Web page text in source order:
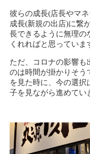
彼らの成長(店長やマ
成長(新規の出店)に繋
長できるように無理の
くれればと思っていま
ただ、コロナの影響も
のは時間が掛かりそう
を見た時に、今の選
子を見ながら進めてい